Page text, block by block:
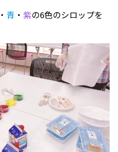
・ 青 ・ 紫の6色のシロップを